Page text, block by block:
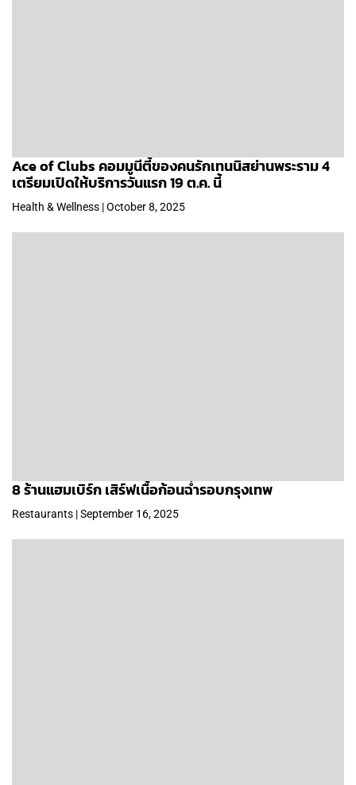
Ace of Clubs คอมมูนีตี้ของคนรักเทนนิสย่านพระราม 4
เตรียมเปิดให้บริการวันแรก 19 ต.ค. นี้
Health & Wellness | October 8, 2025
8 ร้านแฮมเบิร์ก เสิร์ฟเนื้อก้อนฉ่ำรอบกรุงเทพ
Restaurants | September 16, 2025